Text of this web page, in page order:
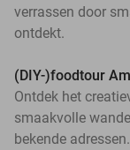
verrassen door
ontdekt.
(DIY-)foodtour
Ontdek het
smaakvolle
bekende